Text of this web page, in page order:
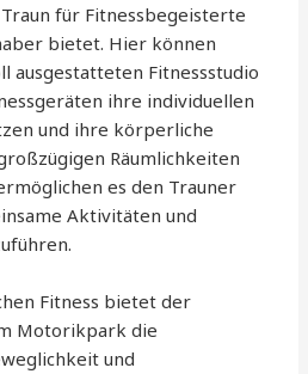
für Fitnessbegeisterte
bietet. Hier können
ausgestatteten Fitnessstudio
ihre individuellen
und ihre körperliche
Räumlichkeiten
es den Trauner
Aktivitäten und
Fitness bietet der
Motorikpark die
und